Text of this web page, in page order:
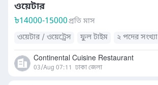
ওয়েটার
৳14000-15000প্রতি মাস
ওয়েটার / ওয়েট্রেস
ফুল টাইম ২ পদের সংখ্যা
Continental Cuisine Restaurant
03/Aug 07:11 ঢাকা জেলা